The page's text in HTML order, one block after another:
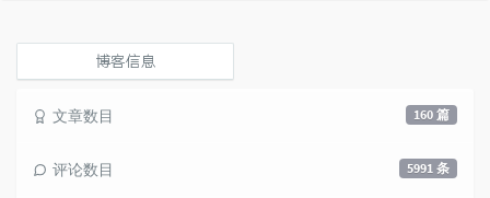
博客信息
160 篇
文章数目
5991 条
评论数目